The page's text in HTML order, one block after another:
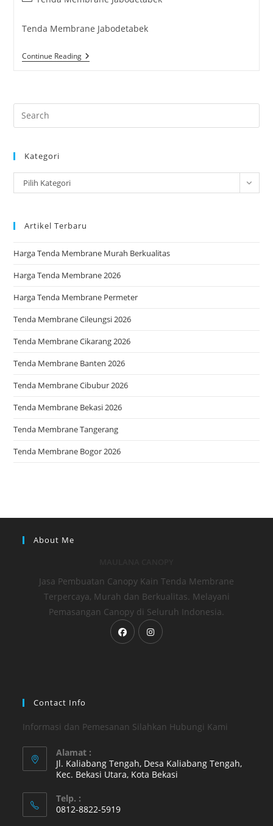
Tenda Membrane Jabodetabek
Continue ReadingTenda
Membrane
the
Kategori
Kategori
Pilih Kategori
Artikel Terbaru
Harga Tenda Membrane Murah Berkualitas
Harga Tenda Membrane 2026
Harga Tenda Membrane Permeter
Tenda Membrane Cileungsi 2026
Tenda Membrane Cikarang 2026
Tenda Membrane Banten 2026
Tenda Membrane Cibubur 2026
Tenda Membrane Bekasi 2026
Tenda Membrane Tangerang
Tenda Membrane Bogor 2026
About Me
Jasa Pembuatan Canopy Kain Tenda Membrane
Terpercaya, Murah dan Berkualitas. Melayani
Pemasangan Canopy di Seluruh Indonesia.
Opens
in
Contact Info
Informasi dan Pemesanan Silahkan Hubungi Kami
Alamat :
Jl. Kaliabang Tengah, Desa Kaliabang Tengah,
Kec. Bekasi Utara, Kota Bekasi
in
Telp. :
0812-8822-5919